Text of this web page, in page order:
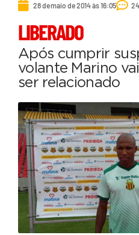
28 de maio de 2014 às 16:05
LIBERADO
Após cumprir
volante Marino
ser relacionado